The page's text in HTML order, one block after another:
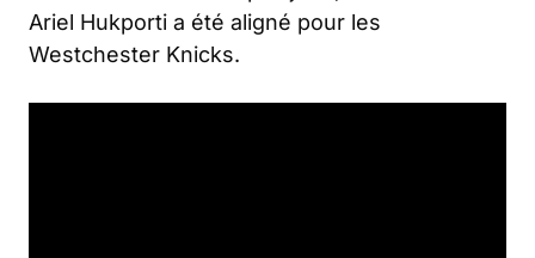
Ariel Hukporti a été aligné pour les
Westchester Knicks.